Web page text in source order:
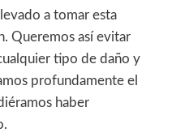
a tomar esta
Queremos así evitar
tipo de daño y
profundamente el
haber